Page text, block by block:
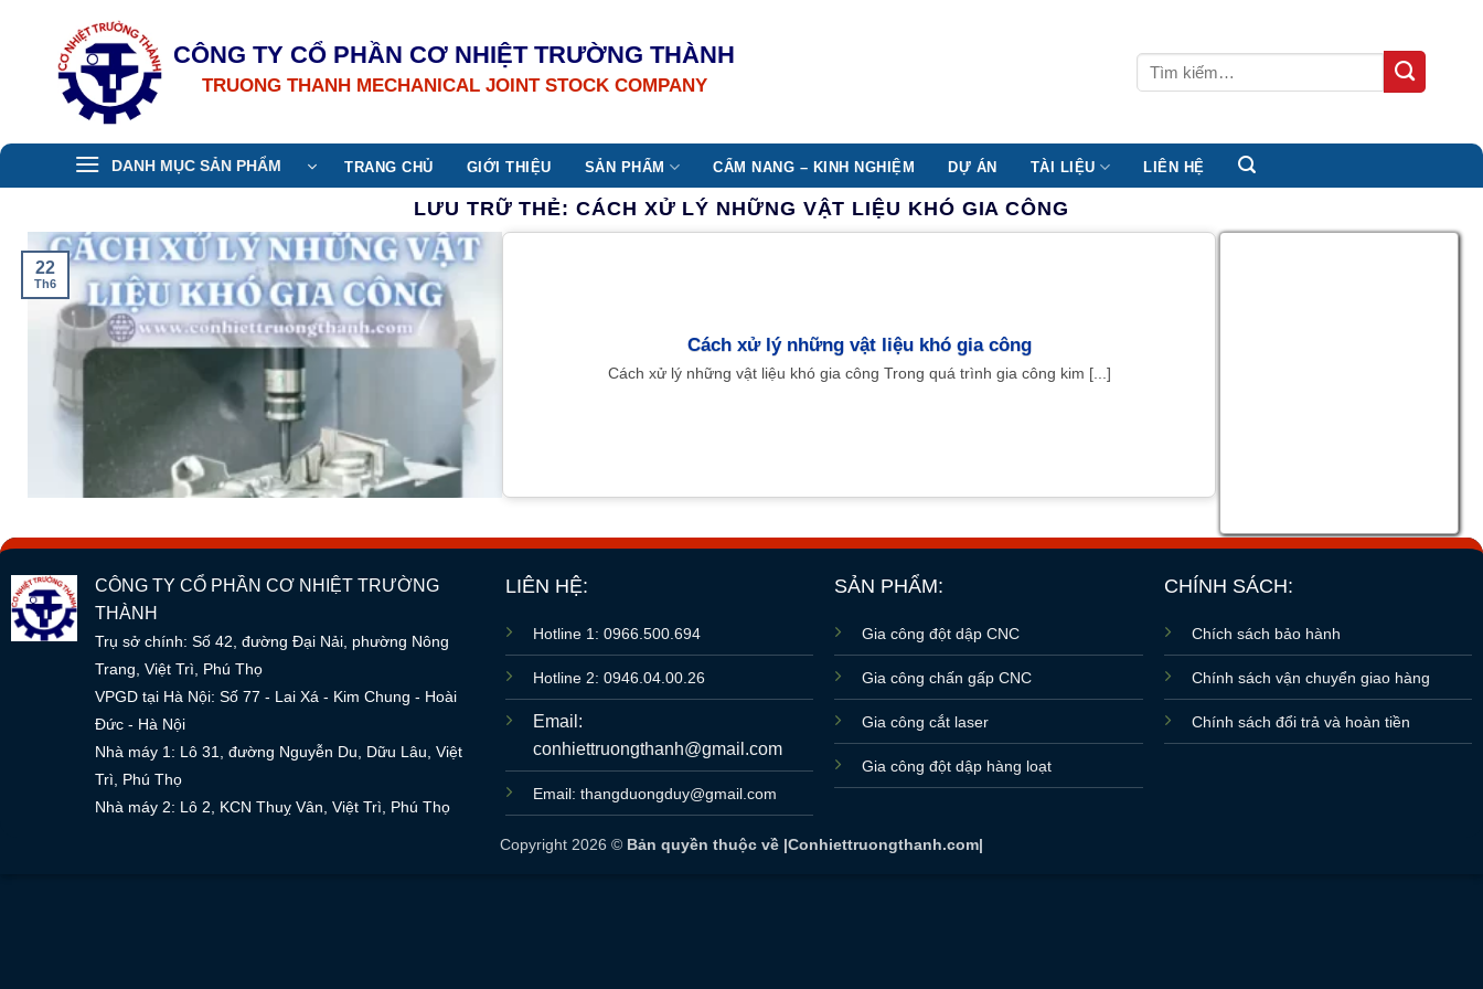
CÔNG TY CỔ PHẦN CƠ NHIỆT TRƯỜNG THÀNH
TRUONG THANH MECHANICAL JOINT STOCK COMPANY
Tìm
kiếm:
DANH MỤC SẢN PHẨM TRANG CHỦ GIỚI THIỆU SẢN PHẨM CẨM NANG – KINH NGHIỆM DỰ ÁN TÀI LIỆU LIÊN HỆ
LƯU TRỮ THẺ: CÁCH XỬ LÝ NHỮNG VẬT LIỆU KHÓ GIA CÔNG
Cách xử lý những vật liệu khó gia công
Cách xử lý những vật liệu khó gia công Trong quá trình gia công kim [...]
22
Th6
CÔNG TY CỔ PHẦN CƠ NHIỆT TRƯỜNG
THÀNH
Trụ sở chính: Số 42, đường Đại Nải, phường Nông
Trang, Việt Trì, Phú Thọ
VPGD tại Hà Nội: Số 77 - Lai Xá - Kim Chung - Hoài
Đức - Hà Nội
Nhà máy 1: Lô 31, đường Nguyễn Du, Dữu Lâu, Việt
Trì, Phú Thọ
Nhà máy 2: Lô 2, KCN Thuỵ Vân, Việt Trì, Phú Thọ
LIÊN HỆ:
Hotline 1: 0966.500.694
Hotline 2: 0946.04.00.26
Email:
conhiettruongthanh@gmail.com
Email: thangduongduy@gmail.com
SẢN PHẨM:
Gia công đột dập CNC
Gia công chấn gấp CNC
Gia công cắt laser
Gia công đột dập hàng loạt
CHÍNH SÁCH:
Chích sách bảo hành
Chính sách vận chuyển giao hàng
Chính sách đổi trả và hoàn tiền
Copyright 2026 © Bản quyền thuộc về |Conhiettruongthanh.com|